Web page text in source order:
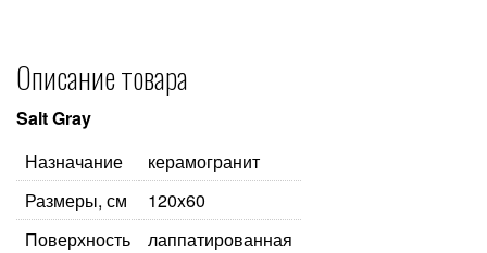
Описание товара
Salt Gray
Назначание
керамогранит
Размеры, см
120x60
Поверхность
лаппатированная